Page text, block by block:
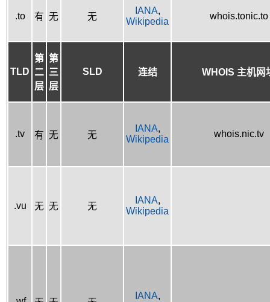
.to 有 无 无
IANA,
Wikipedia
whois.tonic.to
TLD
第
二
层
第
三
层
SLD 连结 WHOIS 主机网
.tv 有 无 无
IANA,
Wikipedia
whois.nic.tv
.vu 无 无 无
IANA,
Wikipedia
IANA,